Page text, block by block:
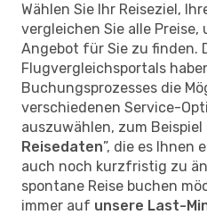
Wählen Sie Ihr Reiseziel,
vergleichen Sie alle Preise,
Angebot für Sie zu finden.
Flugvergleichsportals
Buchungsprozesses die
verschiedenen Service-
auszuwählen, zum Beispiel
Reisedaten”, die es Ihnen
auch noch kurzfristig zu
spontane Reise buchen
immer auf unsere Last-